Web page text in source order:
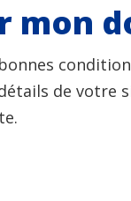
mon
de votre